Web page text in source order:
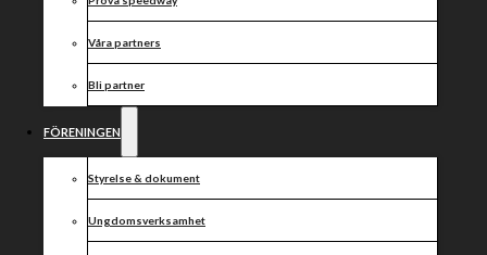
Våra partners
Bli partner
FÖRENINGEN
Styrelse & dokument
Ungdomsverksamhet